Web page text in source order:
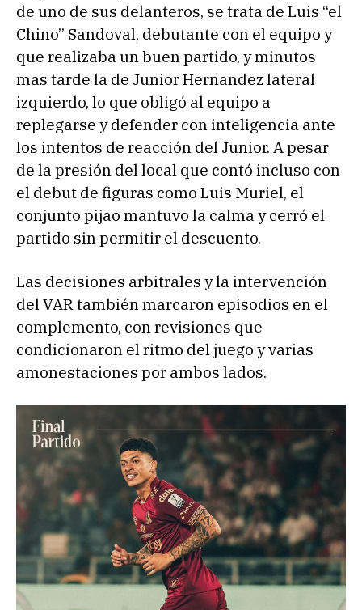
de uno de sus delanteros, se trata de Luis “el
Chino” Sandoval, debutante con el equipo y
que realizaba un buen partido, y minutos
mas tarde la de Junior Hernandez lateral
izquierdo, lo que obligó al equipo a
replegarse y defender con inteligencia ante
los intentos de reacción del Junior. A pesar
de la presión del local que contó incluso con
el debut de figuras como Luis Muriel, el
conjunto pijao mantuvo la calma y cerró el
partido sin permitir el descuento.
Las decisiones arbitrales y la intervención
del VAR también marcaron episodios en el
complemento, con revisiones que
condicionaron el ritmo del juego y varias
amonestaciones por ambos lados.